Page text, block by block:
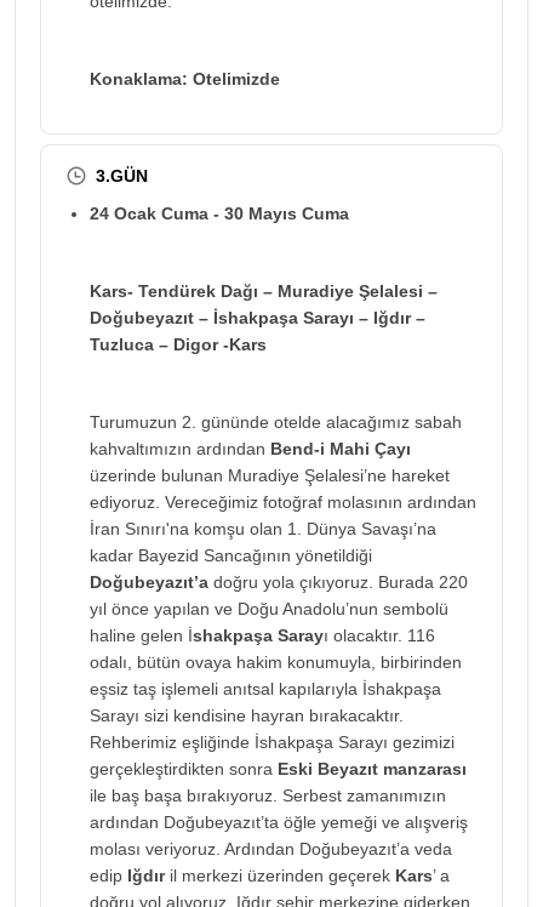
Konaklama: Otelimizde
3.GÜN
24 Ocak Cuma - 30 Mayıs Cuma
Kars- Tendürek Dağı – Muradiye Şelalesi –
Doğubeyazıt – İshakpaşa Sarayı – Iğdır –
Tuzluca – Digor -Kars
Turumuzun 2. gününde otelde alacağımız sabah
kahvaltımızın ardından Bend-i Mahi Çayı
üzerinde bulunan Muradiye Şelalesi’ne hareket
ediyoruz. Vereceğimiz fotoğraf molasının ardından
İran Sınırı'na komşu olan 1. Dünya Savaşı’na
kadar Bayezid Sancağının yönetildiği
Doğubeyazıt’a doğru yola çıkıyoruz. Burada 220
yıl önce yapılan ve Doğu Anadolu’nun sembolü
haline gelen İshakpaşa Sarayı olacaktır. 116
odalı, bütün ovaya hakim konumuyla, birbirinden
eşsiz taş işlemeli anıtsal kapılarıyla İshakpaşa
Sarayı sizi kendisine hayran bırakacaktır.
Rehberimiz eşliğinde İshakpaşa Sarayı gezimizi
gerçekleştirdikten sonra Eski Beyazıt manzarası
ile baş başa bırakıyoruz. Serbest zamanımızın
ardından Doğubeyazıt’ta öğle yemeği ve alışveriş
molası veriyoruz. Ardından Doğubeyazıt’a veda
edip Iğdır il merkezi üzerinden geçerek Kars’ a
doğru yol alıyoruz. Iğdır şehir merkezine giderken